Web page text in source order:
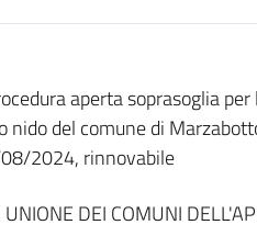
aperta soprasoglia
nido del comune di
2024, rinnovabile
UNIONE DEI COMUNI